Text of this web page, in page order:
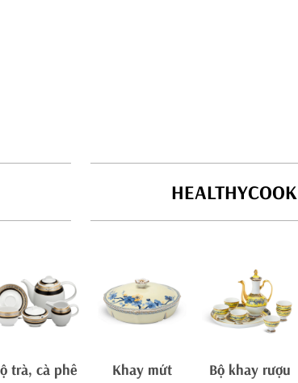
HEALTHYCOOK
trà, cà phê Khay mứt Bộ khay rượu